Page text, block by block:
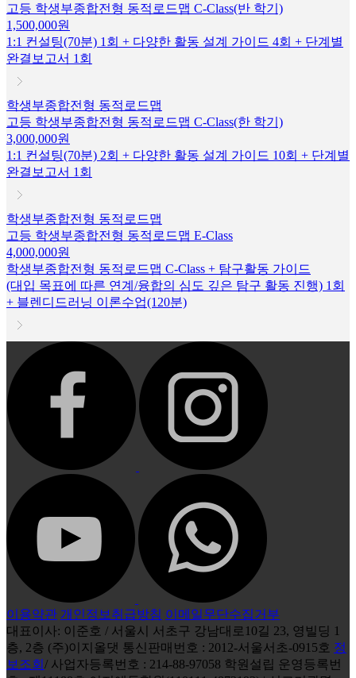
고등 학생부종합전형 동적로드맵 C-Class(반 학기)
1,500,000원
1:1 컨설팅(70분) 1회 + 다양한 활동 설계 가이드 4회 + 단계별
완결보고서 1회
학생부종합전형 동적로드맵
고등 학생부종합전형 동적로드맵 C-Class(한 학기)
3,000,000원
1:1 컨설팅(70분) 2회 + 다양한 활동 설계 가이드 10회 + 단계별
완결보고서 1회
학생부종합전형 동적로드맵
고등 학생부종합전형 동적로드맵 E-Class
4,000,000원
학생부종합전형 동적로드맵 C-Class + 탐구활동 가이드
(대입 목표에 따른 연계/융합의 심도 깊은 탐구 활동 진행) 1회
+ 블렌디드러닝 이론수업(120분)
이용약관 개인정보취급방침 이메일무단수집거부
대표이사: 이준호 / 서울시 서초구 강남대로10길 23, 영빌딩 1
층, 2층 (주)이지올댓 통신판매번호 : 2012-서울서초-0915호 정
보조회 / 사업자등록번호 : 214-88-97058 학원설립 운영등록번